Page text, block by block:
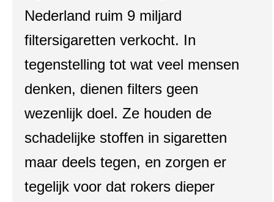
Nederland ruim 9 miljard
filtersigaretten verkocht. In
tegenstelling tot wat veel mensen
denken, dienen filters geen
wezenlijk doel. Ze houden de
schadelijke stoffen in sigaretten
maar deels tegen, en zorgen er
tegelijk voor dat rokers dieper